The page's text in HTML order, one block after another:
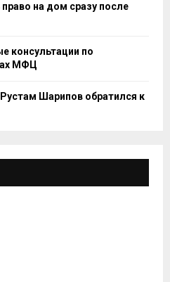
на дом сразу после
консультации по
МФЦ
Шарипов обратился к